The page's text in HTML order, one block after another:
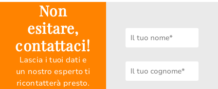
Non
esitare,
contattaci!
Lascia i tuoi dati e
un nostro esperto ti
ricontatterà presto.